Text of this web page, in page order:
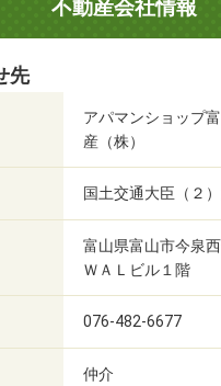
不動産会社情報
先
アパマンショップ
産（株）
国土交通大臣（２
富山県富山市今泉
ＷＡＬビル１階
076-482-6677
仲介